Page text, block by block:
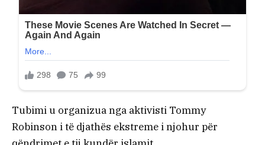
Tubimi u organizua nga aktivisti Tommy
Robinson i të djathës ekstreme i njohur për